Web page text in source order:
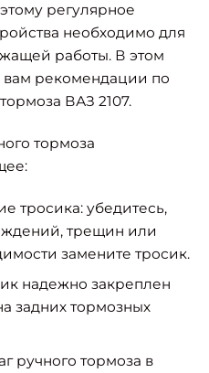
регулярное
необходимо для
работы. В этом
рекомендации по
ВАЗ 2107.
тормоза
тросика: убедитесь,
трещин или
замените тросик.
надежно закреплен
задних тормозных
ручного тормоза в